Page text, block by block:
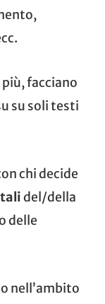
più, facciano
su soli testi
chi decide
del/della
delle
nell’ambito